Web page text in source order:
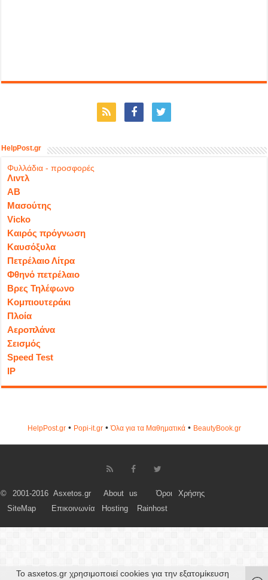
HelpPost.gr
Φυλλάδια - προσφορές
Λιντλ
ΑΒ
Μασούτης
Vicko
Καιρός πρόγνωση
Καυσόξυλα
Πετρέλαιο Λίτρα
Φθηνό πετρέλαιο
Βρες Τηλέφωνο
Κομπιουτεράκι
Πλοία
Αεροπλάνα
Σεισμός
Speed Test
IP
HelpPost.gr• Popi-it.gr•Όλα για τα Μαθηματικά• ΒeautyΒook.gr
© 2001-2016 Asxetos.gr About us
Όροι Χρήσης
SiteMap
Επικοινωνία Hosting Rainhost
Το asxetos.gr χρησιμοποιεί cookies για την εξατομίκευση